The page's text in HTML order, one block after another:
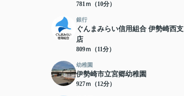
781ｍ（10分）
銀行
ぐんまみらい信用組合 伊勢崎西支
店
809ｍ（11分）
幼稚園
伊勢崎市立宮郷幼稚園
927ｍ（12分）